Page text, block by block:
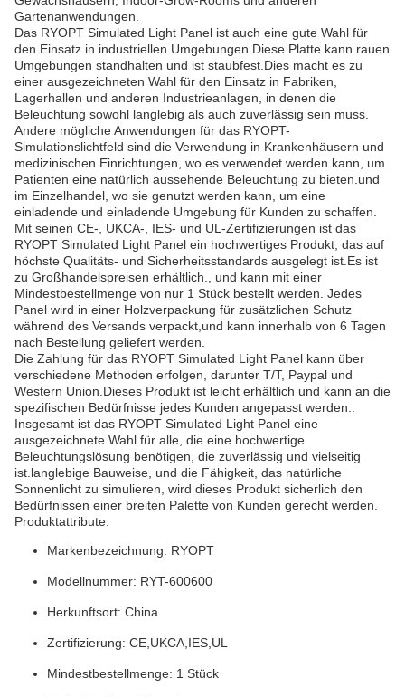
Gartenanwendungen.
Das RYOPT Simulated Light Panel ist auch eine gute Wahl für
den Einsatz in industriellen Umgebungen.Diese Platte kann rauen
Umgebungen standhalten und ist staubfest.Dies macht es zu
einer ausgezeichneten Wahl für den Einsatz in Fabriken,
Lagerhallen und anderen Industrieanlagen, in denen die
Beleuchtung sowohl langlebig als auch zuverlässig sein muss.
Andere mögliche Anwendungen für das RYOPT-
Simulationslichtfeld sind die Verwendung in Krankenhäusern und
medizinischen Einrichtungen, wo es verwendet werden kann, um
Patienten eine natürlich aussehende Beleuchtung zu bieten.und
im Einzelhandel, wo sie genutzt werden kann, um eine
einladende und einladende Umgebung für Kunden zu schaffen.
Mit seinen CE-, UKCA-, IES- und UL-Zertifizierungen ist das
RYOPT Simulated Light Panel ein hochwertiges Produkt, das auf
höchste Qualitäts- und Sicherheitsstandards ausgelegt ist.Es ist
zu Großhandelspreisen erhältlich., und kann mit einer
Mindestbestellmenge von nur 1 Stück bestellt werden. Jedes
Panel wird in einer Holzverpackung für zusätzlichen Schutz
während des Versands verpackt,und kann innerhalb von 6 Tagen
nach Bestellung geliefert werden.
Die Zahlung für das RYOPT Simulated Light Panel kann über
verschiedene Methoden erfolgen, darunter T/T, Paypal und
Western Union.Dieses Produkt ist leicht erhältlich und kann an die
spezifischen Bedürfnisse jedes Kunden angepasst werden..
Insgesamt ist das RYOPT Simulated Light Panel eine
ausgezeichnete Wahl für alle, die eine hochwertige
Beleuchtungslösung benötigen, die zuverlässig und vielseitig
ist.langlebige Bauweise, und die Fähigkeit, das natürliche
Sonnenlicht zu simulieren, wird dieses Produkt sicherlich den
Bedürfnissen einer breiten Palette von Kunden gerecht werden.
Produktattribute:
Markenbezeichnung: RYOPT
Modellnummer: RYT-600600
Herkunftsort: China
Zertifizierung: CE,UKCA,IES,UL
Mindestbestellmenge: 1 Stück